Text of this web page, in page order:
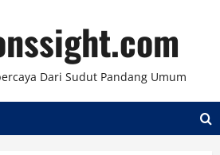
Dari Sudut Pandang Umum